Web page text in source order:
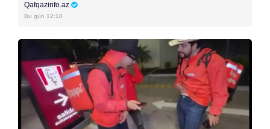
Qafqazinfo.az
Bu gün 12:18